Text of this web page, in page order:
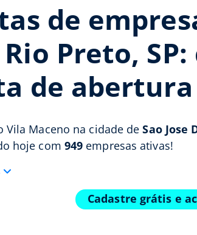
de
Rio Preto,
de
Vila Maceno na cidade deSao Jose
hoje com 949 empresas ativas!
Cadastre grátis e